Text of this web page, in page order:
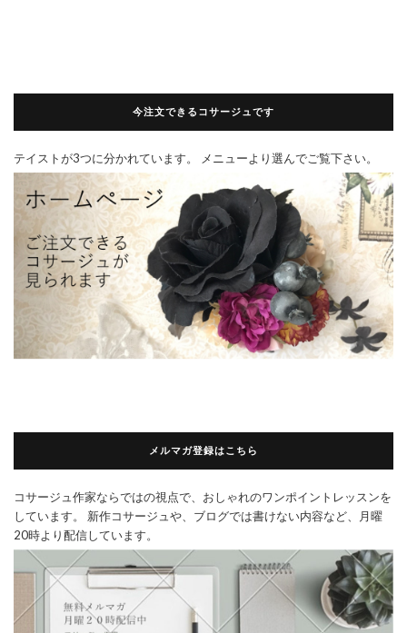
今注文できるコサージュです
テイストが3つに分かれています。 メニューより選んでご覧下さい。
メルマガ登録はこちら
コサージュ作家ならではの視点で、おしゃれのワンポイントレッスンを
しています。 新作コサージュや、ブログでは書けない内容など、月曜
20時より配信しています。